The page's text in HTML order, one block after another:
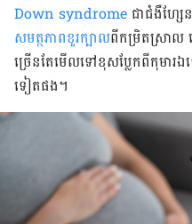
Down syndrome ជាជំងឺ​ហ្ស
សមត្ថភាព​ខួរ​ក្បាលពី​កម្រិត​ស្រាល
ច្រើន​តែ​មើល​ទៅ​ខុស​ប្លែក​ពី​កុមារ
ទៀត​ផង។